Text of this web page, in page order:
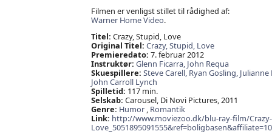
Filmen er venligst stillet til rådighed af:
Warner Home Video.
Titel: Crazy, Stupid, Love
Original Titel: Crazy, Stupid, Love
Premieredato: 7. februar 2012
Instruktør: Glenn Ficarra, John Requa
Skuespillere: Steve Carell, Ryan Gosling,
John Carroll Lynch
Spilletid: 117 min.
Selskab: Carousel, Di Novi Pictures, 2011
Genre: Humor, Romantik
Link: http://www.moviezoo.dk/blu-ray-film/